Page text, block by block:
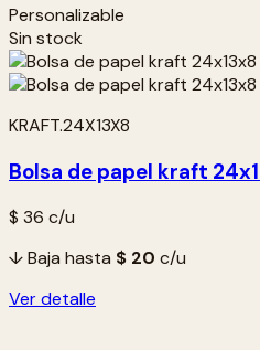
Personalizable
Sin stock
KRAFT.24X13X8
Bolsa de papel kraft
$ 36 c/u
↓ Baja hasta $ 20 c/u
Ver detalle